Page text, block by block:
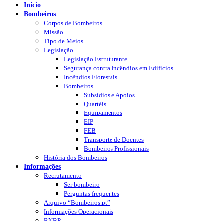
Início
Bombeiros
Corpos de Bombeiros
Missão
Tipo de Meios
Legislação
Legislação Estruturante
Segurança contra Incêndios em Edificios
Incêndios Florestais
Bombeiros
Subsídios e Apoios
Quartéis
Equipamentos
EIP
FEB
Transporte de Doentes
Bombeiros Profissionais
História dos Bombeiros
Informações
Recrutamento
Ser bombeiro
Perguntas frequentes
Arquivo “Bombeiros.pt”
Informações Operacionais